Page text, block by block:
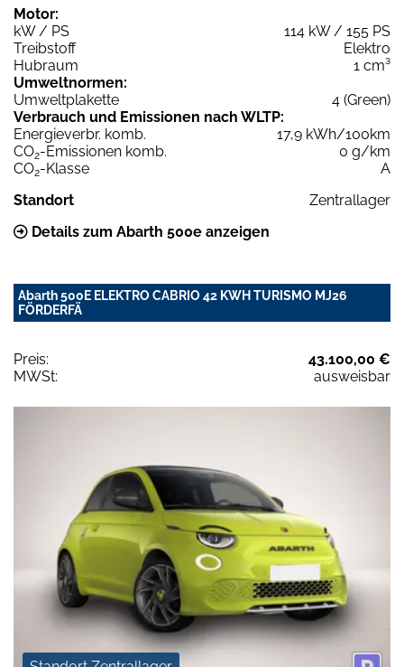
Motor:
kW / PS
114 kW / 155 PS
Treibstoff
Elektro
Hubraum
1 cm³
Umweltnormen:
Umweltplakette
4 (Green)
Verbrauch und Emissionen nach WLTP:
Energieverbr. komb.
17,9 kWh/100km
CO2-Emissionen komb.
0 g/km
CO2-Klasse
A
Standort
Zentrallager
Details zum Abarth 500e anzeigen
Abarth 500E ELEKTRO CABRIO 42 KWH TURISMO MJ26
FÖRDERFÄ
Preis:
43.100,00 €
MWSt:
ausweisbar